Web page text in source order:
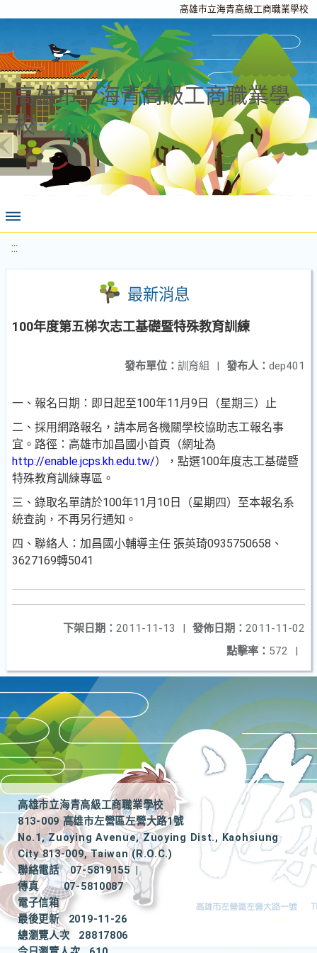
高雄市立海青高級工商職業學校
高雄市立海青高級工商職業學
校
:::
最新消息
100年度第五梯次志工基礎暨特殊教育訓練
發布人： dep401
發布單位： 訓育組 |
一、報名日期：即日起至100年11月9日（星期三）止
二、採用網路報名，請本局各機關學校協助志工報名事
宜。路徑：高雄市加昌國小首頁（網址為
http://enable.jcps.kh.edu.tw/），點選100年度志工基礎暨
特殊教育訓練專區。
三、錄取名單請於100年11月10日（星期四）至本報名系
統查詢，不再另行通知。
四、聯絡人：加昌國小輔導主任 張英琦0935750658、
3627169轉5041
發佈日期： 2011-11-02
下架日期： 2011-11-13
|
點擊率： 572 |
高雄市立海青高級工商職業學校
813-009 高雄市左營區左營大路1號
No.1, Zuoying Avenue, Zuoying Dist., Kaohsiung
City 813-009, Taiwan (R.O.C.)
聯絡電話
07-5819155
|
傳真
07-5810087
電子信箱
最後更新
2019-11-26
總瀏覽人次
28817806